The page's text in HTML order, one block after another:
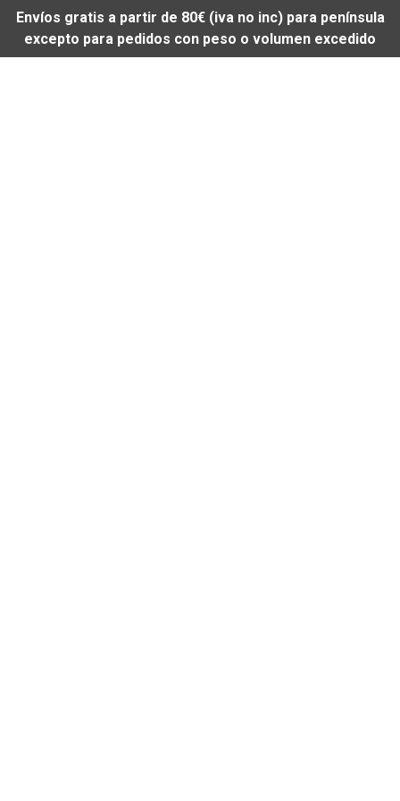
Envíos gratis a partir de 80€ (iva no inc) para península
excepto para pedidos con peso o volumen excedido